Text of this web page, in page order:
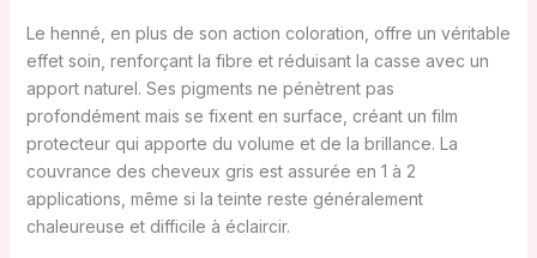
Le henné, en plus de son action coloration, offre un véritable
effet soin, renforçant la fibre et réduisant la casse avec un
apport naturel. Ses pigments ne pénètrent pas
profondément mais se fixent en surface, créant un film
protecteur qui apporte du volume et de la brillance. La
couvrance des cheveux gris est assurée en 1 à 2
applications, même si la teinte reste généralement
chaleureuse et difficile à éclaircir.